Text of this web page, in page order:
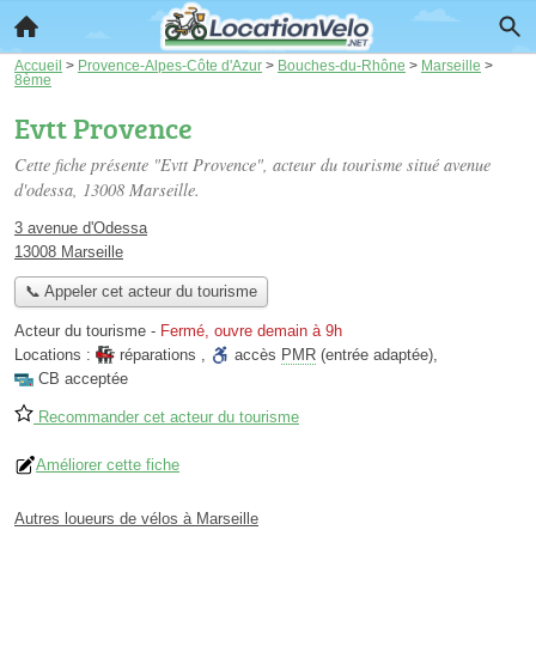
Accueil > Provence-Alpes-Côte d'Azur > Bouches-du-Rhône > Marseille >
8ème
Evtt Provence
Cette fiche présente "Evtt Provence", acteur du tourisme situé avenue
d'odessa, 13008 Marseille.
3 avenue d'Odessa
13008 Marseille
📞 Appeler cet acteur du tourisme
Acteur du tourisme - Fermé, ouvre demain à 9h
Locations :
réparations , accès PMR (entrée adaptée),
CB acceptée
Recommander cet acteur du tourisme
Améliorer cette fiche
Autres loueurs de vélos à Marseille